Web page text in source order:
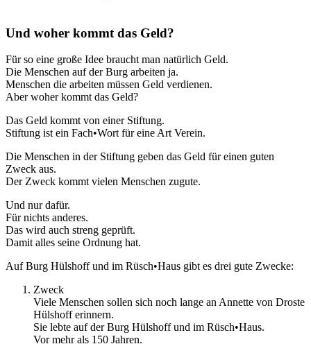
Und woher kommt das Geld?
Für so eine große Idee braucht man natürlich Geld.
Die Menschen auf der Burg arbeiten ja.
Menschen die arbeiten müssen Geld verdienen.
Aber woher kommt das Geld?
Das Geld kommt von einer Stiftung.
Stiftung ist ein Fach•Wort für eine Art Verein.
Die Menschen in der Stiftung geben das Geld für einen guten
Zweck aus.
Der Zweck kommt vielen Menschen zugute.
Und nur dafür.
Für nichts anderes.
Das wird auch streng geprüft.
Damit alles seine Ordnung hat.
Auf Burg Hülshoff und im Rüsch•Haus gibt es drei gute Zwecke:
Zweck
Viele Menschen sollen sich noch lange an Annette von Droste
Hülshoff erinnern.
Sie lebte auf der Burg Hülshoff und im Rüsch•Haus.
Vor mehr als 150 Jahren.